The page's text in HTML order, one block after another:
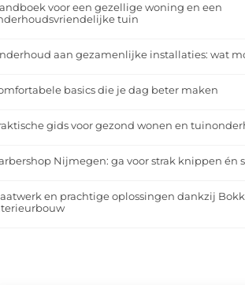
voor een gezellige woning en een
tuin
aan gezamenlijke installaties: wat
basics die je dag beter maken
gids voor gezond wonen en
Nijmegen: ga voor strak knippen én
en prachtige oplossingen dankzij